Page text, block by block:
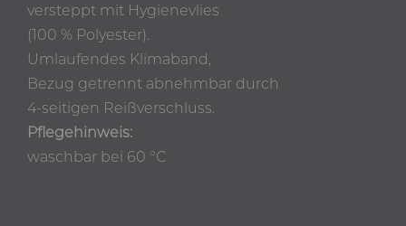
versteppt mit Hygienevlies
(100 % Polyester).
Umlaufendes Klimaband,
Bezug getrennt abnehmbar durch
4-seitigen Reißverschluss.
Pflegehinweis:
waschbar bei 60 °C